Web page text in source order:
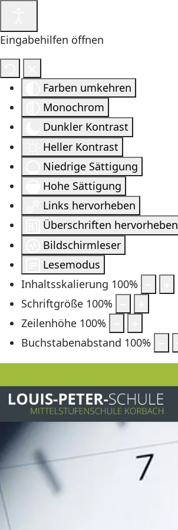
Eingabehilfen öffnen
Farben umkehren
Monochrom
Dunkler Kontrast
Heller Kontrast
Niedrige Sättigung
Hohe Sättigung
Links hervorheben
Überschriften hervorheben
Bildschirmleser
Lesemodus
Inhaltsskalierung 100%
Schriftgröße 100%
Zeilenhöhe 100%
Buchstabenabstand 100%